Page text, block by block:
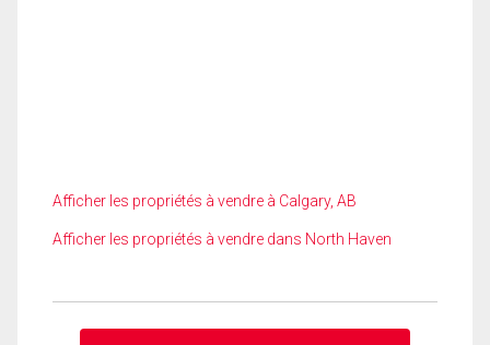
Afficher les propriétés à vendre à Calgary, AB
Afficher les propriétés à vendre dans North Haven